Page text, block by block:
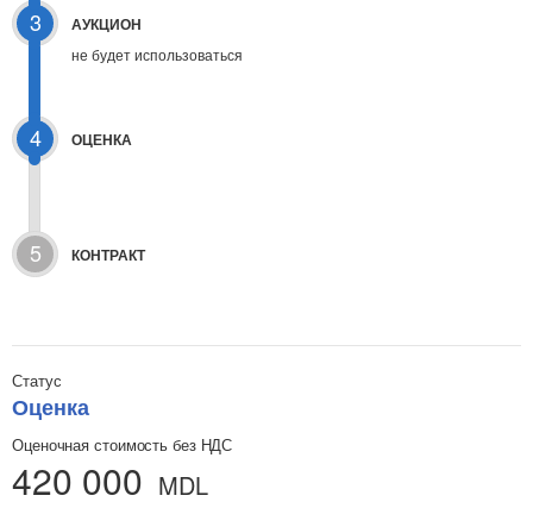
3 АУКЦИОН
не будет использоваться
4 ОЦЕНКА
5 КОНТРАКТ
Статус
Оценка
Оценочная стоимость без НДС
420 000 MDL